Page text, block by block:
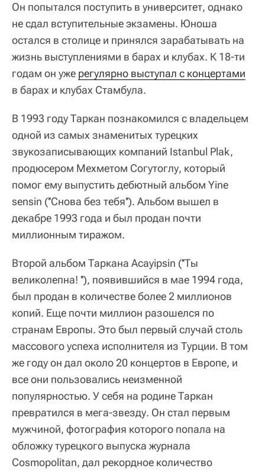
Он попытался поступить в университет, однако
не сдал вступительные экзамены. Юноша
остался в столице и принялся зарабатывать на
жизнь выступлениями в барах и клубах. К 18-ти
годам он уже регулярно выступал с концертами
в барах и клубах Стамбула.
В 1993 году Таркан познакомился с владельцем
одной из самых знаменитых турецких
звукозаписывающих компаний Istanbul Plak,
продюсером Мехметом Согутоглу, который
помог ему выпустить дебютный альбом Yine
sensin (''Снова без тебя''). Альбом вышел в
декабре 1993 года и был продан почти
миллионным тиражом.
Второй альбом Таркана Acayipsin (''Ты
великолепна! ''), появившийся в мае 1994 года,
был продан в количестве более 2 миллионов
копий. Еще почти миллион разошелся по
странам Европы. Это был первый случай столь
массового успеха исполнителя из Турции. В том
же году он дал около 20 концертов в Европе, и
все они пользовались неизменной
популярностью. У себя на родине Таркан
превратился в мега-звезду. Он стал первым
мужчиной, фотография которого попала на
обложку турецкого выпуска журнала
Cosmopolitan, дал рекордное количество